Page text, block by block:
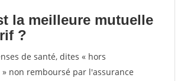
la meilleure mutuelle
?
de santé, dites « hors
non remboursé par l'assurance